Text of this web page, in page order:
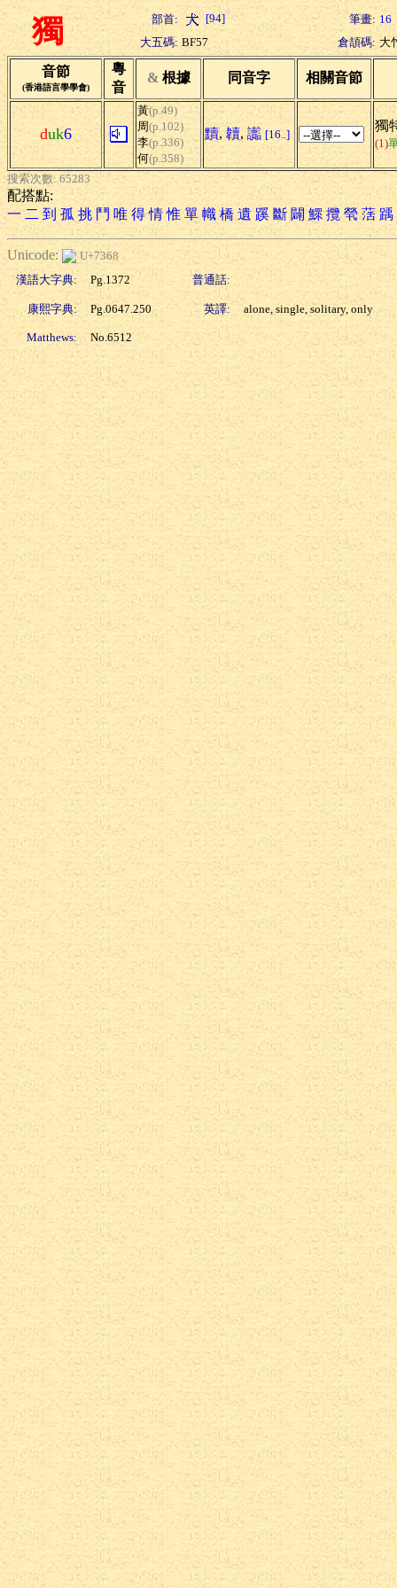
獨 部首: [94] 筆畫: 16
大五碼: BF57 倉頡碼: 大
音節
(香港語言學學會)
粵
音
& 根據 同音字 相關音節
duk6
黃(p.49)
周(p.102)
李(p.336)
何(p.358)
黷, 韥, 讟 [16..]
獨
(1)
搜索次數: 65283
配搭點:
一 二 到 孤 挑 鬥 唯 得 情 惟 單 幟 橋 遺 蹊 斷 闢 鰥 攬 煢 萿 踽
Unicode:
U+7368
漢語大字典:
Pg.1372 普通話:
康熙字典: Pg.0647.250 英譯: alone, single, solitary, only
Matthews: No.6512